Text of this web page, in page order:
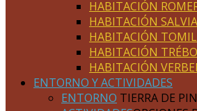
HABITACIÓN
HABITACIÓN SALVIA
HABITACIÓN
HABITACIÓN
HABITACIÓN
ENTORNO Y ACTIVIDADES
ENTORNO TIERRA DE